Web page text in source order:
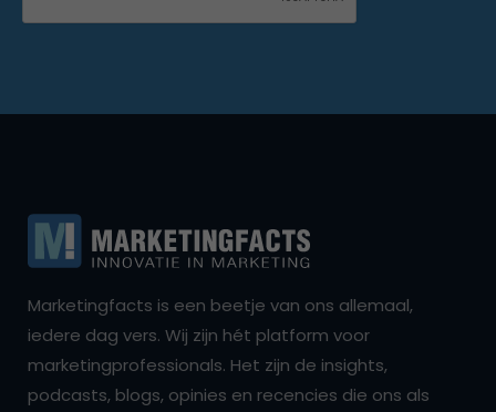
Marketingfacts is een beetje van ons allemaal,
iedere dag vers. Wij zijn hét platform voor
marketingprofessionals. Het zijn de insights,
podcasts, blogs, opinies en recencies die ons als